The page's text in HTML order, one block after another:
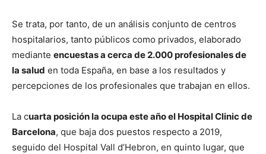
Se trata, por tanto, de un análisis conjunto de centros
hospitalarios, tanto públicos como privados, elaborado
mediante encuestas a cerca de 2.000 profesionales de
la salud en toda España, en base a los resultados y
percepciones de los profesionales que trabajan en ellos.
La cuarta posición la ocupa este año el Hospital Clinic de
Barcelona, que baja dos puestos respecto a 2019,
seguido del Hospital Vall d’Hebron, en quinto lugar, que